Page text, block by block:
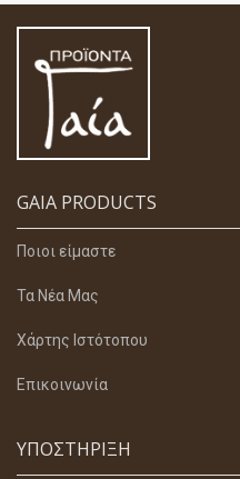
GAIA PRODUCTS
Ποιοι είμαστε
Τα Νέα Μας
Χάρτης Ιστότοπου
Επικοινωνία
ΥΠΟΣΤΉΡΙΞΗ